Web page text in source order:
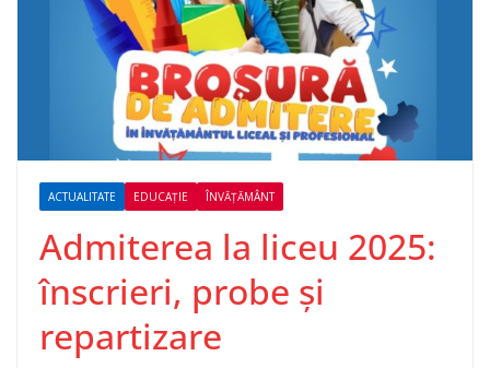
ACTUALITATE EDUCAȚIE ÎNVĂȚĂMÂNT
Admiterea la liceu 2025:
înscrieri, probe și
repartizare